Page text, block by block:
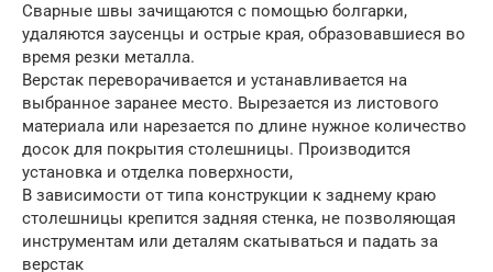
Сварные швы зачищаются с помощью болгарки,
удаляются заусенцы и острые края, образовавшиеся во
время резки металла.
Верстак переворачивается и устанавливается на
выбранное заранее место. Вырезается из листового
материала или нарезается по длине нужное количество
досок для покрытия столешницы. Производится
установка и отделка поверхности,
В зависимости от типа конструкции к заднему краю
столешницы крепится задняя стенка, не позволяющая
инструментам или деталям скатываться и падать за
верстак